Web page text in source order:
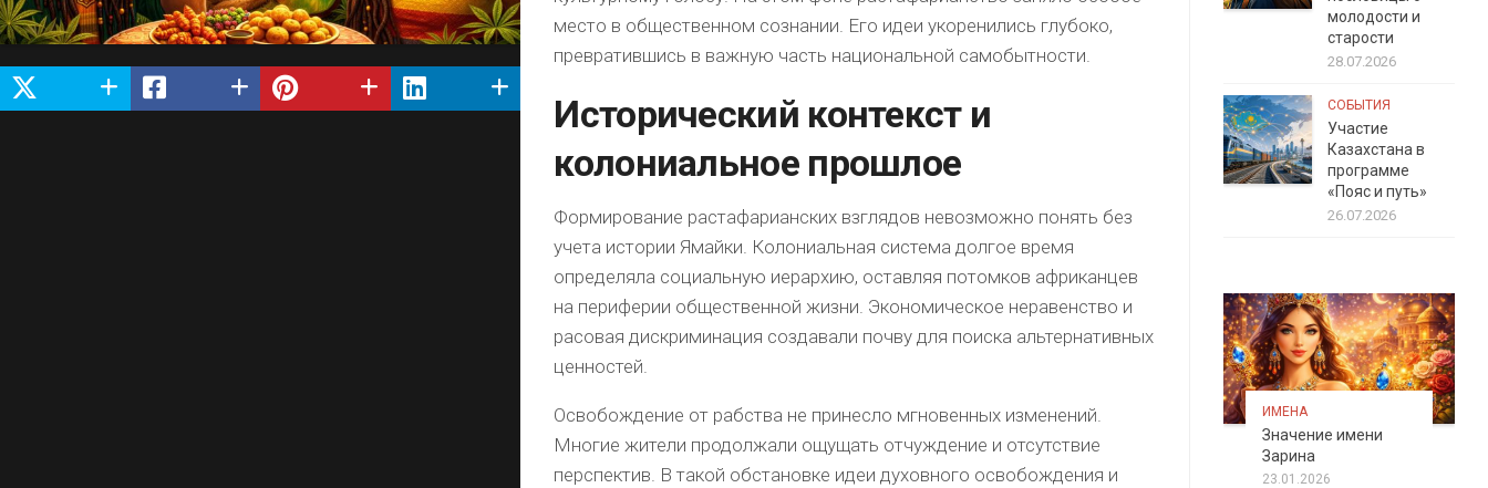
место в общественном сознании. Его идеи укоренились глубоко,
превратившись в важную часть национальной самобытности.
Исторический контекст и
колониальное прошлое
Формирование растафарианских взглядов невозможно понять без
учета истории Ямайки. Колониальная система долгое время
определяла социальную иерархию, оставляя потомков африканцев
на периферии общественной жизни. Экономическое неравенство и
расовая дискриминация создавали почву для поиска альтернативных
ценностей.
Освобождение от рабства не принесло мгновенных изменений.
Многие жители продолжали ощущать отчуждение и отсутствие
перспектив. В такой обстановке идеи духовного освобождения и
молодости и
старости
28.07.2026
СОБЫТИЯ
Участие
Казахстана в
программе
«Пояс и путь»
26.07.2026
ИМЕНА
Значение имени
Зарина
23.01.2026